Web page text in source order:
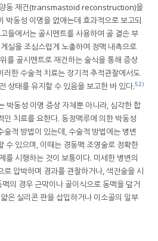
양동 재건(transmastoid reconstruction)을
박동성 이명을 없애는데 효과적으로 보고되
들에서는 골시멘트를 사용하여 골 결손 부
실을 조심스럽게 노출하여 정맥 내측으로
를 골시멘트로 재건하는 술식을 통해 증상
러한 수술적 치료는 장기적 추적관찰에서도
상태를 유지할 수 있음을 보고한 바 있다.52)
박동성 이명 증상 자체뿐 아니라, 심각한 합
치료를 요한다. 동정맥루에 의한 박동성
적 방법이 있는데, 수술적 방법에는 병변
수 있으며, 이때는 경동맥 조영술로 정확한
를 시행하는 것이 보통이다. 미세한 병변의
압박하며 경과를 관찰하거나, 색전술을 시
의 경우 근막이나 골이식으로 동맥을 덮거
은 실리콘 판을 삽입하거나 이소골의 일부